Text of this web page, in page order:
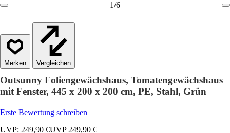
1/6
Vergleichen
Outsunny Foliengewächshaus, Tomatengewächshaus
mit Fenster, 445 x 200 x 200 cm, PE, Stahl, Grün
Erste Bewertung schreiben
UVP: 249,90 €UVP249,90 €